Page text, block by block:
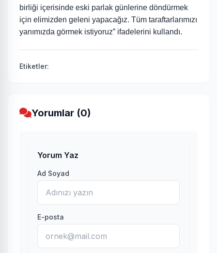
birliği içerisinde eski parlak günlerine döndürmek
için elimizden geleni yapacağız. Tüm taraftarlarımızı
yanımızda görmek istiyoruz” ifadelerini kullandı.
Etiketler:
Yorumlar (0)
Yorum Yaz
Ad Soyad
E-posta